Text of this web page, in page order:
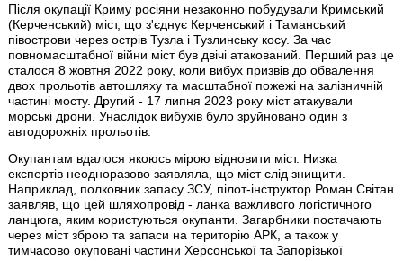
Після окупації Криму росіяни незаконно побудували Кримський
(Керченський) міст, що з'єднує Керченський і Таманський
півострови через острів Тузла і Тузлинську косу. За час
повномасштабної війни міст був двічі атакований. Перший раз це
сталося 8 жовтня 2022 року, коли вибух призвів до обвалення
двох прольотів автошляху та масштабної пожежі на залізничній
частині мосту. Другий - 17 липня 2023 року міст атакували
морські дрони. Унаслідок вибухів було зруйновано один з
автодорожніх прольотів.
Окупантам вдалося якоюсь мірою відновити міст. Низка
експертів неодноразово заявляла, що міст слід знищити.
Наприклад, полковник запасу ЗСУ, пілот-інструктор Роман Світан
заявляв, що цей шляхопровід - ланка важливого логістичного
ланцюга, яким користуються окупанти. Загарбники постачають
через міст зброю та запаси на територію АРК, а також у
тимчасово окуповані частини Херсонської та Запорізької